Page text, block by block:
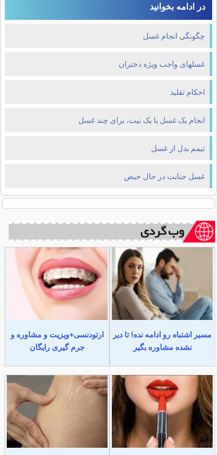
در ادامه بخوانید
چگونگی انجام غسل
غسلهای واجب ویژه دختران
احکام تقلید
انجام یک غسل با یک نیت، برای چند غسل
تیمم بدل از غسل
غسل جنابت در حال حیض
مسیر اشتباه رو ادامه نده! تا دیر
نشده مشاوره بگیر
ارتودنسی+ویزیت و مشاوره و
جرم گیری رایگان